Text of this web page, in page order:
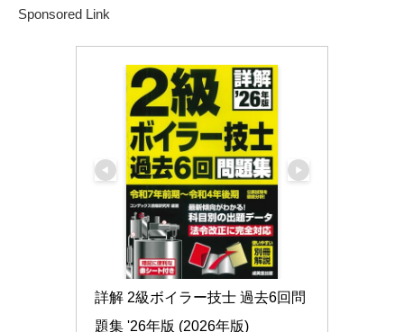
Sponsored Link
詳解 2級ボイラー技士 過去6回問
題集 '26年版 (2026年版)